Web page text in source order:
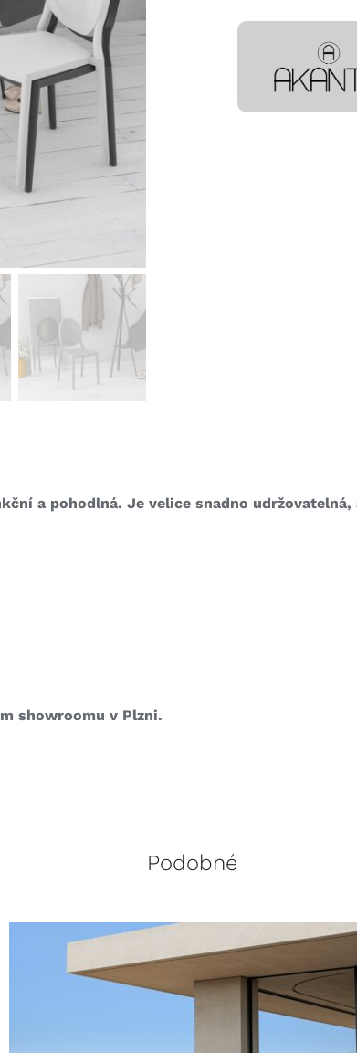
a pohodlná. Je velice snadno
showroomu v Plzni.
Podobné